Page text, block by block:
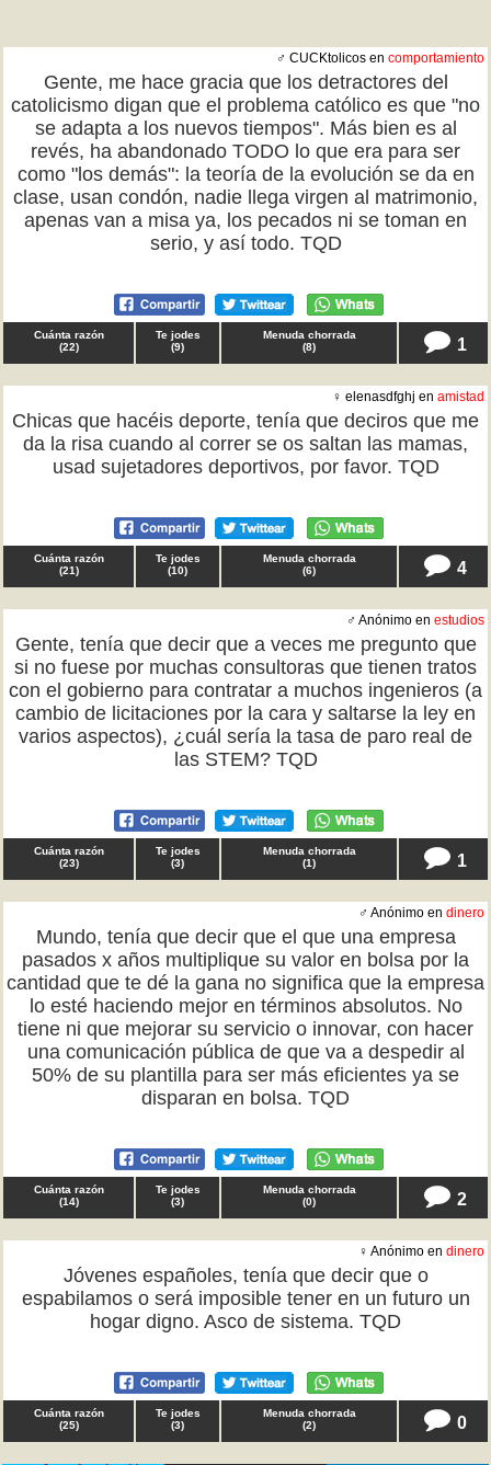
♂ CUCKtolicos en comportamiento
Gente, me hace gracia que los detractores del
catolicismo digan que el problema católico es que "no
se adapta a los nuevos tiempos". Más bien es al
revés, ha abandonado TODO lo que era para ser
como "los demás": la teoría de la evolución se da en
clase, usan condón, nadie llega virgen al matrimonio,
apenas van a misa ya, los pecados ni se toman en
serio, y así todo. TQD
Cuánta razón
(22)
Te jodes
(9)
Menuda chorrada
(8) 1
♀ elenasdfghj en amistad
Chicas que hacéis deporte, tenía que deciros que me
da la risa cuando al correr se os saltan las mamas,
usad sujetadores deportivos, por favor. TQD
Cuánta razón
(21)
Te jodes
(10)
Menuda chorrada
(6) 4
♂ Anónimo en estudios
Gente, tenía que decir que a veces me pregunto que
si no fuese por muchas consultoras que tienen tratos
con el gobierno para contratar a muchos ingenieros (a
cambio de licitaciones por la cara y saltarse la ley en
varios aspectos), ¿cuál sería la tasa de paro real de
las STEM? TQD
Cuánta razón
(23)
Te jodes
(3)
Menuda chorrada
(1) 1
♂ Anónimo en dinero
Mundo, tenía que decir que el que una empresa
pasados x años multiplique su valor en bolsa por la
cantidad que te dé la gana no significa que la empresa
lo esté haciendo mejor en términos absolutos. No
tiene ni que mejorar su servicio o innovar, con hacer
una comunicación pública de que va a despedir al
50% de su plantilla para ser más eficientes ya se
disparan en bolsa. TQD
Cuánta razón
(14)
Te jodes
(3)
Menuda chorrada
(0) 2
♀ Anónimo en dinero
Jóvenes españoles, tenía que decir que o
espabilamos o será imposible tener en un futuro un
hogar digno. Asco de sistema. TQD
Cuánta razón
(25)
Te jodes
(3)
Menuda chorrada
(2) 0